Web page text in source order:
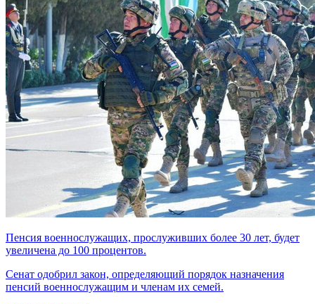
Пенсия военнослужащих, прослуживших более 30 лет, будет
увеличена до 100 процентов.
Сенат одобрил закон, определяющий порядок назначения
пенсий военнослужащим и членам их семей.